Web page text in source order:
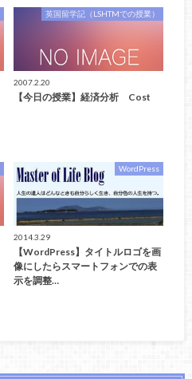
英国留学記（LSHTMでの授業）
2007.2.20
【今日の授業】経済分析 Cost
WordPress
2014.3.29
【WordPress】タイトルロゴを画
像にしたらスマートフォンでの表
示を調整…